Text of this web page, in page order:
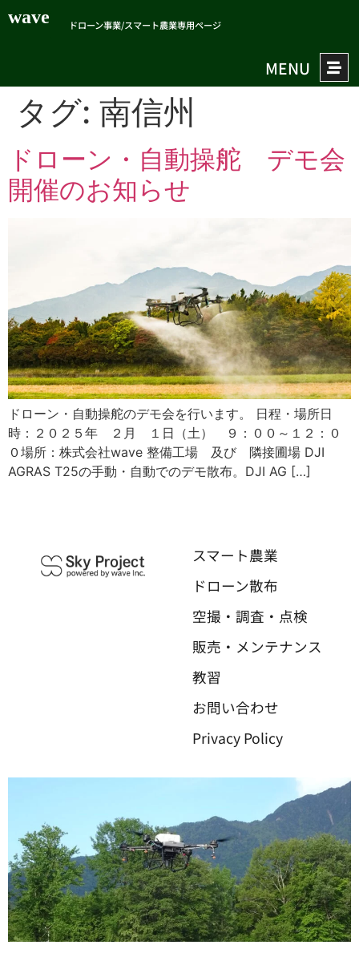
wave ドローン事業/スマート農業専用ページ
MENU
タグ: 南信州
ドローン・自動操舵 デモ会
開催のお知らせ
ドローン・自動操舵のデモ会を行います。 日程・場所日
時：２０２５年 ２月 １日（土） ９：００～１２：０
０場所：株式会社wave 整備工場 及び 隣接圃場 DJI
AGRAS T25の手動・自動でのデモ散布。DJI AG […]
スマート農業
ドローン散布
空撮・調査・点検
販売・メンテナンス
教習
お問い合わせ
Privacy Policy